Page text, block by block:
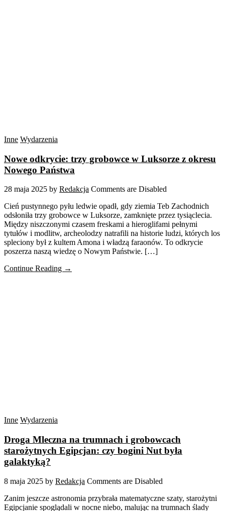
Inne Wydarzenia
Nowe odkrycie: trzy grobowce w Luksorze z okresu
Nowego Państwa
28 maja 2025 by Redakcja Comments are Disabled
Cień pustynnego pyłu ledwie opadł, gdy ziemia Teb Zachodnich
odsłoniła trzy grobowce w Luksorze, zamknięte przez tysiąclecia.
Między niszczonymi czasem freskami a hieroglifami pełnymi
tytułów i modlitw, archeolodzy natrafili na historie ludzi, których los
spleciony był z kultem Amona i władzą faraonów. To odkrycie
poszerza naszą wiedzę o Nowym Państwie. […]
Continue Reading →
Inne Wydarzenia
Droga Mleczna na trumnach i grobowcach
starożytnych Egipcjan: czy bogini Nut była
galaktyką?
8 maja 2025 by Redakcja Comments are Disabled
Zanim jeszcze astronomia przybrała matematyczne szaty, starożytni
Egipcjanie spoglądali w nocne niebo, malując na trumnach ślady